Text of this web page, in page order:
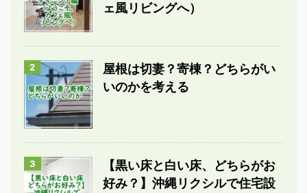
ェ風リビングへ）
2
屋根は切妻？寄棟？どちらがい
いのかを考える
3
【黒い床と白い床、どちらがお
好み？】沖縄リクシルで住宅設